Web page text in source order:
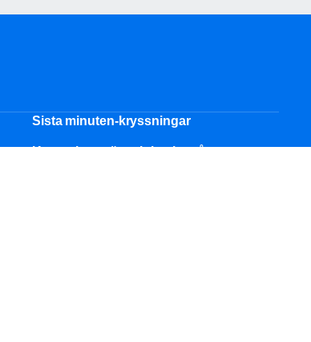
Sista minuten-kryssningar
Kryssningar över jul och nyår